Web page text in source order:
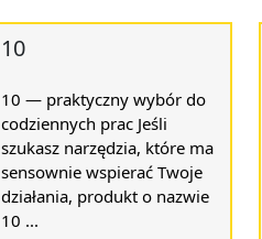
10
10 — praktyczny wybór do
codziennych prac Jeśli
szukasz narzędzia, które ma
sensownie wspierać Twoje
działania, produkt o nazwie
10 ...